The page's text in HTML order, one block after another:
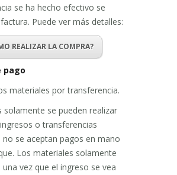
se ha hecho efectivo se
Puede ver más detalles:
REALIZAR LA COMPRA?
pago
materiales por transferencia.
solamente se pueden realizar
o transferencias
no se aceptan pagos en mano
Los materiales solamente
una vez que el ingreso se vea